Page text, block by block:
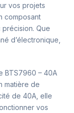
vos projets
composant
Que
d’électronique,
BTS7960 – 40A
matière de
de 40A, elle
vos